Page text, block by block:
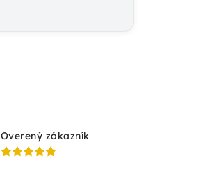
Overený zákazník